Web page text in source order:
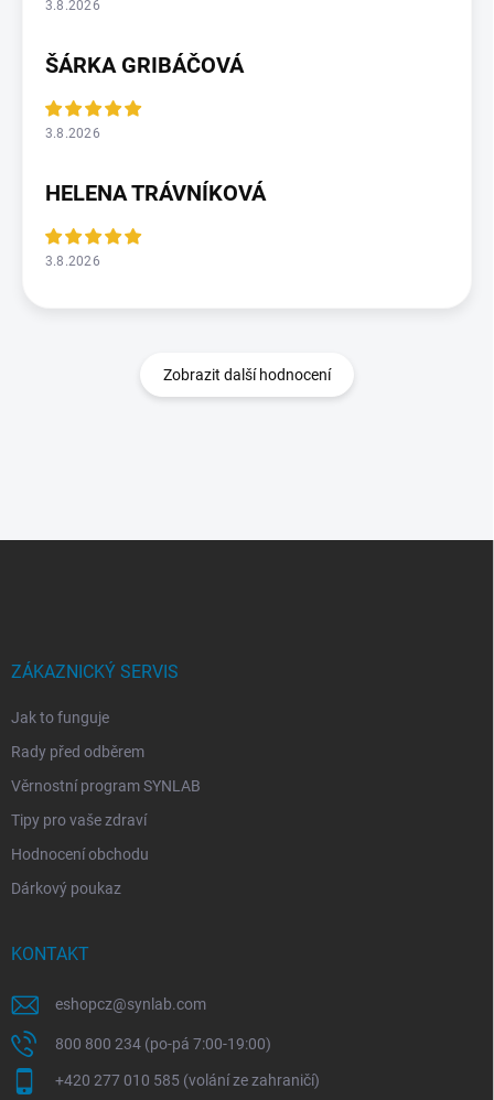
3.8.2026
ŠÁRKA GRIBÁČOVÁ
3.8.2026
HELENA TRÁVNÍKOVÁ
3.8.2026
Zobrazit další hodnocení
ZÁKAZNICKÝ SERVIS
Jak to funguje
Rady před odběrem
Věrnostní program SYNLAB
Tipy pro vaše zdraví
Hodnocení obchodu
Dárkový poukaz
KONTAKT
eshopcz@synlab.com
800 800 234 (po-pá 7:00-19:00)
+420 277 010 585 (volání ze zahraničí)